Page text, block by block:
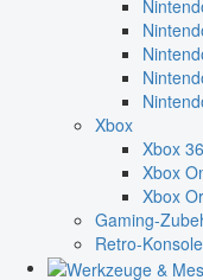
Xbox
Xbox
Xbox
Xbox
Gaming-
Retro-